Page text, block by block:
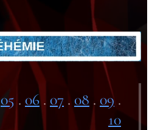
05 . 06. 07 .08 . 09 .
10